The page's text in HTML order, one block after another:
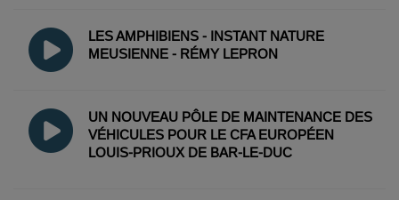
LES AMPHIBIENS - INSTANT NATURE
MEUSIENNE - RÉMY LEPRON
UN NOUVEAU PÔLE DE MAINTENANCE DES
VÉHICULES POUR LE CFA EUROPÉEN
LOUIS-PRIOUX DE BAR-LE-DUC